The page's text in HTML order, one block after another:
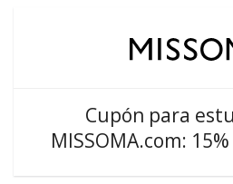
Cupón para
MISSOMA.com: